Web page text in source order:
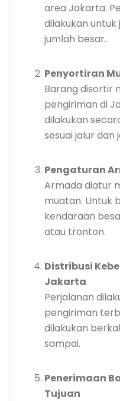
area Jakarta.
dilakukan untuk
jumlah besar.
Penyortiran
Barang disortir
pengiriman di
dilakukan
sesuai jalur dan
Pengaturan
Armada diatur
muatan. Untuk
kendaraan
atau tronton.
Distribusi
Jakarta
Perjalanan
pengiriman
dilakukan
sampai.
Penerimaan
Tujuan